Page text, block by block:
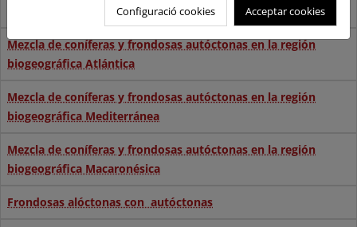
biogeográfica Alpina
Mezcla de coníferas y frondosas autóctonas en la región
biogeográfica Atlántica
Mezcla de coníferas y frondosas autóctonas en la región
biogeográfica Mediterránea
Mezcla de coníferas y frondosas autóctonas en la región
biogeográfica Macaronésica
Frondosas alóctonas con autóctonas
Configuració cookies Acceptar cookies